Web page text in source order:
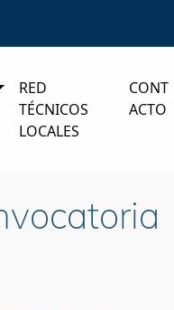
RED
TÉCNICOS
LOCALES
CONT
ACTO